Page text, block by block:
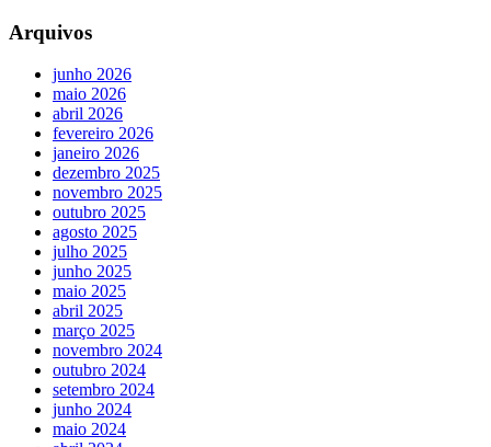
Arquivos
junho 2026
maio 2026
abril 2026
fevereiro 2026
janeiro 2026
dezembro 2025
novembro 2025
outubro 2025
agosto 2025
julho 2025
junho 2025
maio 2025
abril 2025
março 2025
novembro 2024
outubro 2024
setembro 2024
junho 2024
maio 2024